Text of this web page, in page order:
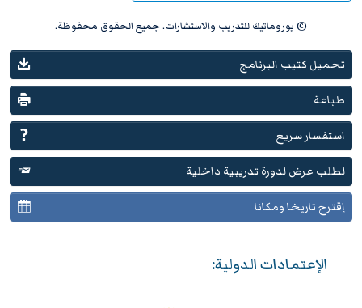
© يوروماتيك للتدريب والاستشارات. جميع الحقوق محفوظة.
تحميل كتيب البرنامج
طباعة
استفسار سريع
لطلب عرض لدورة تدريبية داخلية
إقترح تاريخا ومكانا
الإعتمادات الدولية: